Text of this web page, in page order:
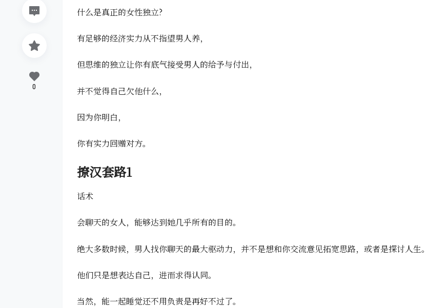
什么是真正的女性独立?
有足够的经济实力从不指望男人养，
但思维的独立让你有底气接受男人的给予与付出，
并不觉得自己欠他什么，
因为你明白，
你有实力回赠对方。
撩汉套路1
话术
会聊天的女人，能够达到她几乎所有的目的。
绝大多数时候，男人找你聊天的最大驱动力，并不是想和你交流意见拓宽思路，或者是探讨人生。
他们只是想表达自己，进而求得认同。
当然，能一起睡觉还不用负责是再好不过了。
0